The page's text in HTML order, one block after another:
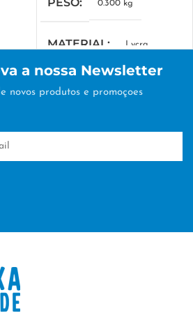
0.300 kg
MATERIAL Lycra
MARCA
a nossa Newsletter
novos produtos e promoçoes